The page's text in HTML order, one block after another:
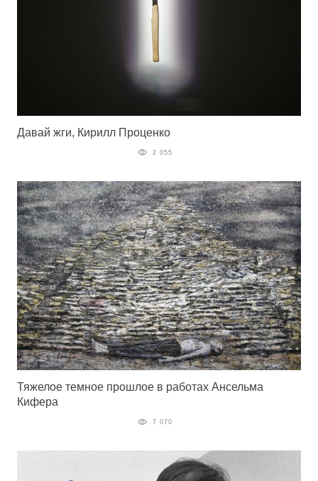
Давай жги, Кирилл Проценко
2 055
Тяжелое темное прошлое в работах Ансельма
Кифера
7 070